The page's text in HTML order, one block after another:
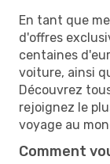
En tant que
d'offres
centaines
voiture, ainsi
Découvrez
rejoignez le
voyage au
Comment